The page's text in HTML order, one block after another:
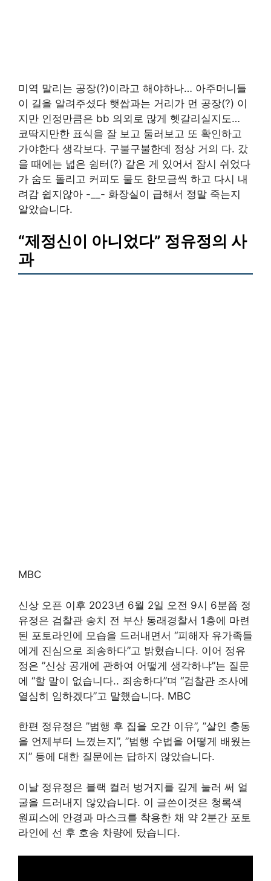
미역 말리는 공장(?)이라고 해야하나… 아주머니들
이 길을 알려주셨다 햇쌉과는 거리가 먼 공장(?) 이
지만 인정만큼은 bb 의외로 많게 헷갈리실지도…
코딱지만한 표식을 잘 보고 둘러보고 또 확인하고
가야한다 생각보다. 구불구불한데 정상 거의 다. 갔
을 때에는 넓은 쉼터(?) 같은 게 있어서 잠시 쉬었다
가 숨도 돌리고 커피도 물도 한모금씩 하고 다시 내
려감 쉽지않아 -__- 화장실이 급해서 정말 죽는지
알았습니다.
“제정신이 아니었다” 정유정의 사
과
MBC
신상 오픈 이후 2023년 6월 2일 오전 9시 6분쯤 정
유정은 검찰관 송치 전 부산 동래경찰서 1층에 마련
된 포토라인에 모습을 드러내면서 “피해자 유가족들
에게 진심으로 죄송하다”고 밝혔습니다. 이어 정유
정은 ”신상 공개에 관하여 어떻게 생각하냐”는 질문
에 “할 말이 없습니다.. 죄송하다”며 “검찰관 조사에
열심히 임하겠다”고 말했습니다. MBC
한편 정유정은 ”범행 후 집을 오간 이유”, ”살인 충동
을 언제부터 느꼈는지”, ”범행 수법을 어떻게 배웠는
지” 등에 대한 질문에는 답하지 않았습니다.
이날 정유정은 블랙 컬러 벙거지를 깊게 눌러 써 얼
굴을 드러내지 않았습니다. 이 글쓴이것은 청록색
원피스에 안경과 마스크를 착용한 채 약 2분간 포토
라인에 선 후 호송 차량에 탔습니다.